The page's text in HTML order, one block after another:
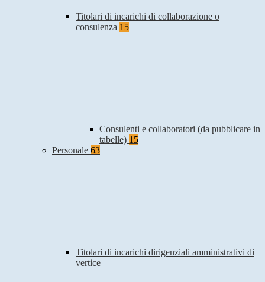
Titolari di incarichi di collaborazione o
consulenza 15
Consulenti e collaboratori (da pubblicare in
tabelle) 15
Personale 63
Titolari di incarichi dirigenziali amministrativi di
vertice